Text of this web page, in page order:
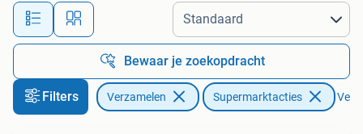
Alle afstanden…
Bewaar je zoekopdracht
Filters Verzamelen Supermarktacties